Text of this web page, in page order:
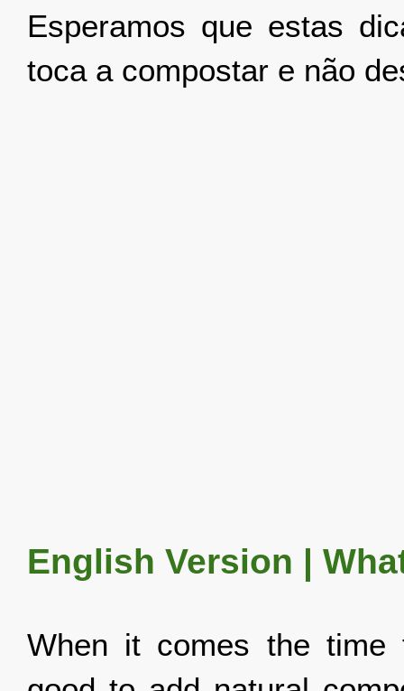
Esperamos que estas
toca a compostar e não
English Version |
When it comes the time